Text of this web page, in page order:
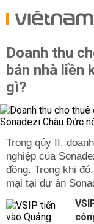
Doanh thu
bán nhà liền
gì?
Trong qúy II,
nghiệp của
đồng. Trong khi
mại tại dự án